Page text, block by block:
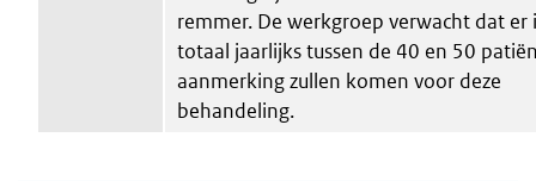
remmer. De werkgroep verwacht dat er
totaal jaarlijks tussen de 40 en 50
aanmerking zullen komen voor deze
behandeling.